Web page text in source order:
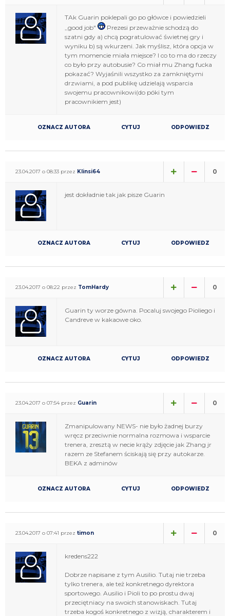
TAk Guarin poklepali go po główce i powiedzieli
,,good job"
Prezesi przeważnie schodzą do
szatni gdy a) chcą pogratulować świetnej gry i
wyniku b) są wkurzeni. Jak myślisz, która opcja w
tym momencie miała miejsce? I co to ma do rzeczy
co było przy autobusie? Co miał mu Zhang fucka
pokazać? Wyjaśnili wszystko za zamkniętymi
drzwiami, a pod publikę udzielają wsparcia
swojemu pracownikowi(do póki tym
pracownikiem jest)
OZNACZ AUTORA CYTUJ ODPOWIEDZ
23.04.2017 o 08:33 przez Klinsi64 0
jest dokładnie tak jak pisze Guarin
OZNACZ AUTORA CYTUJ ODPOWIEDZ
23.04.2017 o 08:22 przez TomHardy 0
Guarin ty worze gówna. Pocaluj swojego Pioliego i
Candreve w kakaowe oko.
OZNACZ AUTORA CYTUJ ODPOWIEDZ
23.04.2017 o 07:54 przez Guarin 0
Zmanipulowany NEWS- nie było żadnej burzy
wręcz przeciwnie normalna rozmowa i wsparcie
trenera, zresztą w necie krąży zdjęcie jak Zhang jr
razem ze Stefanem ściskają się przy autokarze.
BEKA z adminów
OZNACZ AUTORA CYTUJ ODPOWIEDZ
23.04.2017 o 07:41 przez timon 0
kredens222
Dobrze napisane z tym Ausilio. Tutaj nie trzeba
tylko trenera, ale też konkretnego dyrektora
sportowego. Ausilio i Pioli to po prostu dwaj
przeciętniacy na swoich stanowiskach. Tutaj
trzeba kogoś konkretnego z wizją, charakterem i